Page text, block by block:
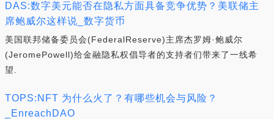
DAS:数字美元能否在隐私方面具备竞争优势？美联储主
席鲍威尔这样说_数字货币
美国联邦储备委员会(FederalReserve)主席杰罗姆·鲍威尔
(JeromePowell)给金融隐私权倡导者的支持者们带来了一线希
望.
TOPS:NFT 为什么火了？有哪些机会与风险？
_EnreachDAO